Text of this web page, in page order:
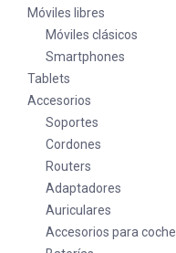
Móviles libres
Móviles clásicos
Smartphones
Tablets
Accesorios
Soportes
Cordones
Routers
Adaptadores
Auriculares
Accesorios para coche